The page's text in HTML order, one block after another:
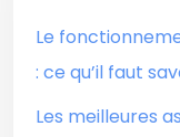
Le
: ce qu’il faut
Les meilleures